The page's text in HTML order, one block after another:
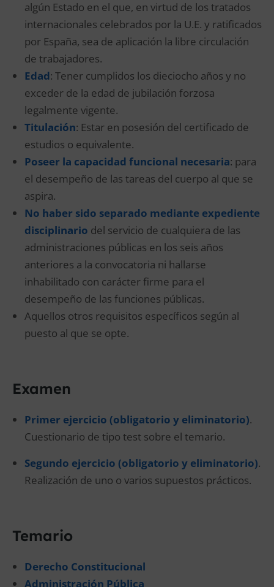
algún Estado en el que, en virtud de los tratados
internacionales celebrados por la U.E. y ratificados
por España, sea de aplicación la libre circulación
de trabajadores.
Edad: Tener cumplidos los dieciocho años y no
exceder de la edad de jubilación forzosa
legalmente vigente.
Titulación: Estar en posesión del certificado de
estudios o equivalente.
Poseer la capacidad funcional necesaria: para
el desempeño de las tareas del cuerpo al que se
aspira.
No haber sido separado mediante expediente
disciplinario del servicio de cualquiera de las
administraciones públicas en los seis años
anteriores a la convocatoria ni hallarse
inhabilitado con carácter firme para el
desempeño de las funciones públicas.
Aquellos otros requisitos específicos según al
puesto al que se opte.
Examen
Primer ejercicio (obligatorio y eliminatorio).
Cuestionario de tipo test sobre el temario.
Segundo ejercicio (obligatorio y eliminatorio).
Realización de uno o varios supuestos prácticos.
Temario
Derecho Constitucional
Administración Pública